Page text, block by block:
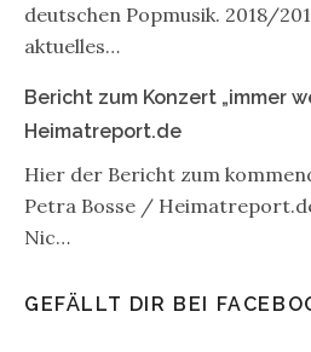
deutschen Popmusik. 2018/
aktuelles…
Bericht zum Konzert „immer
Heimatreport.de
Hier der Bericht zum
Petra Bosse /
Nic…
GEFÄLLT DIR BEI